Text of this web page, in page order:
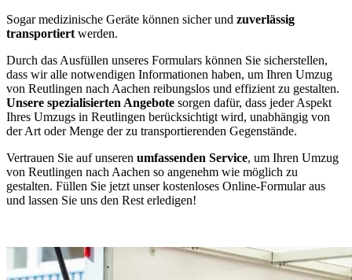
Sogar medizinische Geräte können sicher und zuverlässig
transportiert werden.
Durch das Ausfüllen unseres Formulars können Sie sicherstellen,
dass wir alle notwendigen Informationen haben, um Ihren Umzug
von Reutlingen nach Aachen reibungslos und effizient zu gestalten.
Unsere spezialisierten Angebote sorgen dafür, dass jeder Aspekt
Ihres Umzugs in Reutlingen berücksichtigt wird, unabhängig von
der Art oder Menge der zu transportierenden Gegenstände.
Vertrauen Sie auf unseren umfassenden Service, um Ihren Umzug
von Reutlingen nach Aachen so angenehm wie möglich zu
gestalten. Füllen Sie jetzt unser kostenloses Online-Formular aus
und lassen Sie uns den Rest erledigen!